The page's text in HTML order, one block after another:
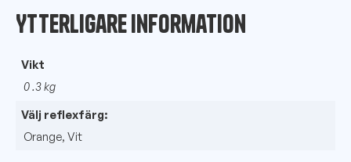
Ytterligare information
Vikt
0 .3 kg
Välj reflexfärg:
Orange, Vit